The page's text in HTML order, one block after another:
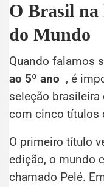
O Brasil na
do Mundo
Quando falamos
ao 5º ano , é
seleção
com cinco títulos
O primeiro título
edição, o mundo
chamado Pelé.